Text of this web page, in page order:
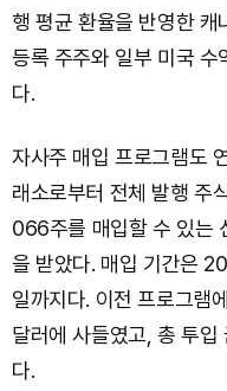
행 평균 환율을 반영한
등록 주주와 일부 미국 수
다.
자사주 매입 프로그램도
래소로부터 전체 발행 주
066주를 매입할 수 있는
을 받았다. 매입 기간은
일까지다. 이전 프로그
달러에 사들였고, 총 투
다.